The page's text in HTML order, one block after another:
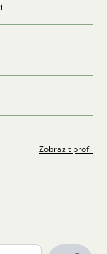
Zobrazit profil